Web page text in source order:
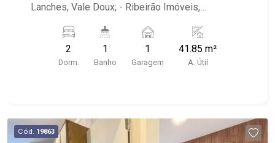
Lanches, Vale Doux; - Ribeirão Imóveis,
se em casa na Ribeirão Imóveis, afinal Somos e
Vivemos Ribeirão: - funcionários capacitados; -
processos rápidos e eficientes; - análise
Imóveis - sede na Av. Professor João Fiusa;
2
Dorm.
1
Banho
1
Garagem
41.85 m²
A. Útil
Cód. 19863